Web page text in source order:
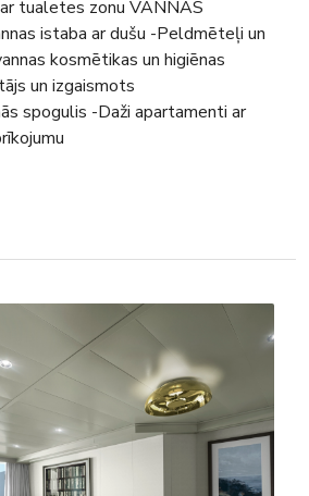
tualetes zonu VANNAS
istaba ar dušu -Peldmēteļi un
kosmētikas un higiēnas
un izgaismots
spogulis -Daži apartamenti ar